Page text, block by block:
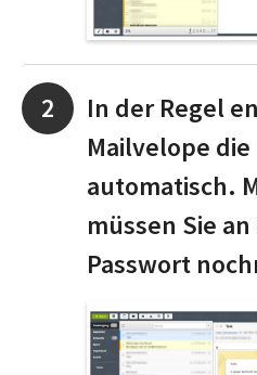
In der Regel
Mailvelope
automatisch.
müssen Sie
Passwort